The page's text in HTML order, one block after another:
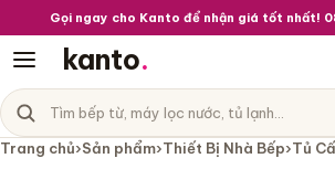
Gọi ngay cho Kanto để nhận giá tốt nhất!
kanto.
Tìm sản phẩm
Danh mục sản phẩm
Tủ cấp đông Mitsubishi
Trang chủ›Sản phẩm›Thiết Bị Nhà Bếp›Tủ